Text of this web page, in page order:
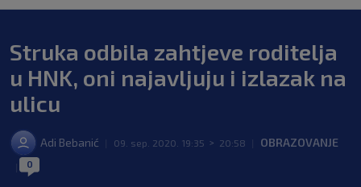
Struka odbila zahtjeve roditelja
u HNK, oni najavljuju i izlazak na
ulicu
Adi Bebanić 09. sep. 2020. 19:35 > 20:58 OBRAZOVANJE
0